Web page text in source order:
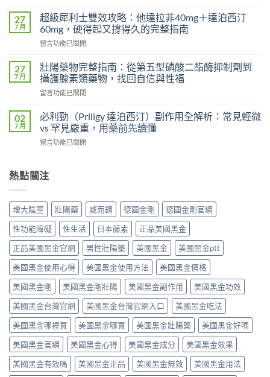
統
偉
完
比
較：
收
度、
方
便
果
與
全
性
全
解
析〉
中
凍
偉
哥
與
統
錠
劑
的
異
比
Kamagra
完
南〉
中
27
7 月
超級犀利士雙效攻略：他達拉非40mg＋達泊西汀
60mg，硬得起又撐得久的完整指南
在
級
犀
利
士
效
他
非
達
泊
西
汀
60mg，
硬
得
起
又
撐
得
久
的
完
整
指
南〉
留言功能已關閉
27
7 月
壯陽藥物完整指南：從第五型磷酸二酯酶抑制劑到
攝護腺素類藥物，找回自信與性福
在
陽
藥
物
完
南：
五
型
磷
酸
二
酯
酶
抑
制
劑
到
攝
護
腺
素
類
藥
留言功能已關閉
02
7 月
必利勁（Priligy 達泊西汀）副作用全解析：常見輕微
vs 罕見嚴重，用藥前先讀懂
在
勁
（Priligy
泊
西
汀）
副
作
用
全
解
析：
常
見
輕
微
vs
罕
見
嚴
留言功能已關閉
熱點關注
增大陰莖 壯陽藥 威而鋼 德國金剛
德國金剛官網
性功能障礙
性生活 日本藤素
正品美國黑金
正品美國黑金官網
男性壯陽藥 美國黑金
美國黑金ptt
美國黑金使用心得
美國黑金使用方法
美國黑金價格
美國黑金剛
美國黑金剛壯陽 美國黑金副作用
美國黑金功效
美國黑金台灣官網
美國黑金台灣官網入口
美國黑金吃法
美國黑金哪裡買
美國黑金哪買 美國黑金壯陽藥
美國黑金好嗎
美國黑金官網
美國黑金心得 美國黑金成分
美國黑金效果
美國黑金有效嗎
美國黑金正品 美國黑金無效 美國黑金用法